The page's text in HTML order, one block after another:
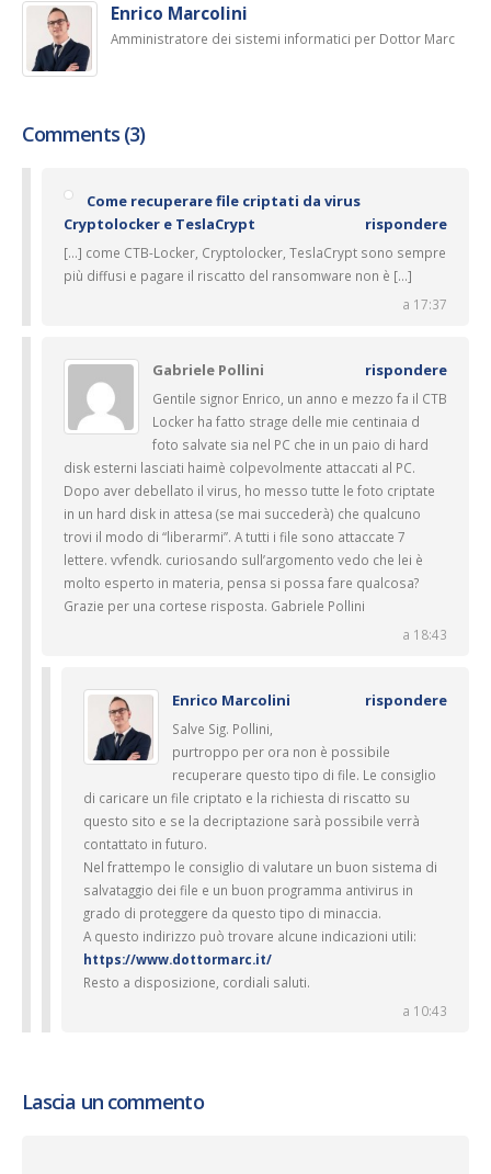
Enrico Marcolini
Amministratore dei sistemi informatici per Dottor Marc
Comments (3)
Come recuperare file criptati da virus
Cryptolocker e TeslaCrypt
rispondere
[…] come CTB-Locker, Cryptolocker, TeslaCrypt sono sempre
più diffusi e pagare il riscatto del ransomware non è […]
a 17:37
Gabriele Pollini rispondere
Gentile signor Enrico, un anno e mezzo fa il CTB
Locker ha fatto strage delle mie centinaia d
foto salvate sia nel PC che in un paio di hard
disk esterni lasciati haimè colpevolmente attaccati al PC.
Dopo aver debellato il virus, ho messo tutte le foto criptate
in un hard disk in attesa (se mai succederà) che qualcuno
trovi il modo di “liberarmi”. A tutti i file sono attaccate 7
lettere. vvfendk. curiosando sull’argomento vedo che lei è
molto esperto in materia, pensa si possa fare qualcosa?
Grazie per una cortese risposta. Gabriele Pollini
a 18:43
Enrico Marcolini rispondere
Salve Sig. Pollini,
purtroppo per ora non è possibile
recuperare questo tipo di file. Le consiglio
di caricare un file criptato e la richiesta di riscatto su
questo sito e se la decriptazione sarà possibile verrà
contattato in futuro.
Nel frattempo le consiglio di valutare un buon sistema di
salvataggio dei file e un buon programma antivirus in
grado di proteggere da questo tipo di minaccia.
A questo indirizzo può trovare alcune indicazioni utili:
https://www.dottormarc.it/
Resto a disposizione, cordiali saluti.
a 10:43
Lascia un commento